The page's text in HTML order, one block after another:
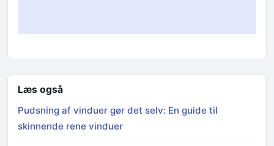
Læs også
Pudsning af vinduer gør det selv: En guide til
skinnende rene vinduer